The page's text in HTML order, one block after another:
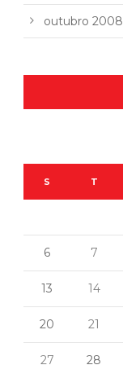
outubro 2008
S T
6 7
13 14
20 21
27 28